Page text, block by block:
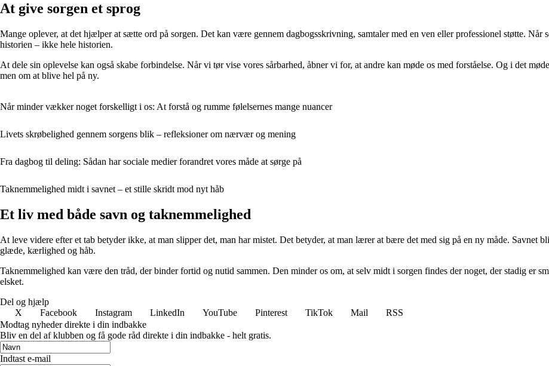
At give sorgen et sprog
Mange oplever, at det hjælper at sætte ord på sorgen. Det kan være gennem dagbogsskrivning, samtaler med en ven eller professionel støtte.
historien – ikke hele historien.
At dele sin oplevelse kan også skabe forbindelse. Når vi tør vise vores sårbarhed, åbner vi for, at andre kan møde os med forståelse. Og i det
men om at blive hel på ny.
Når minder vækker noget forskelligt i os: At forstå og rumme følelsernes mange nuancer
Livets skrøbelighed gennem sorgens blik – refleksioner om nærvær og mening
Fra dagbog til deling: Sådan har sociale medier forandret vores måde at sørge på
Taknemmelighed midt i savnet – et stille skridt mod nyt håb
Et liv med både savn og taknemmelighed
At leve videre efter et tab betyder ikke, at man slipper det, man har mistet. Det betyder, at man lærer at bære det med sig på en ny måde. Savnet
glæde, kærlighed og håb.
Taknemmelighed kan være den tråd, der binder fortid og nutid sammen. Den minder os om, at selv midt i sorgen findes der noget, der stadig er
elsket.
Del og hjælp
X
Facebook Instagram LinkedIn YouTube Pinterest TikTok Mail
RSS
Modtag nyheder direkte i din indbakke
Bliv en del af klubben og få gode råd direkte i din indbakke - helt gratis.
Indtast e-mail